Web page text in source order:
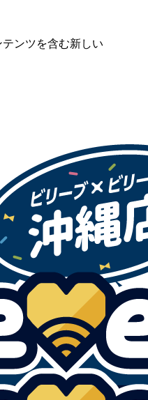
ンツを含む新しい